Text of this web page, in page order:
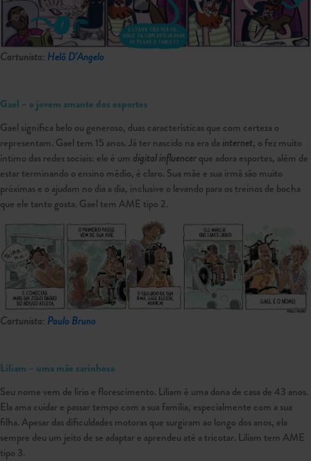
Cartunista: Helô D’Angelo
Gael – o jovem amante dos esportes
Gael significa belo ou generoso, duas características que com certeza o
representam. Gael tem 15 anos. Já ter nascido na era da internet, o fez muito
íntimo das redes sociais: ele é um digital influencerque adora esportes, além de
estar terminando o ensino médio, é claro. Sua mãe e sua irmã são muito
próximas e o ajudam no dia a dia, inclusive o levando para os treinos de bocha
que ele tanto gosta. Gael tem AME tipo 2.
Cartunista: Paulo Bruno
Liliam – uma mãe carinhosa
Seu nome vem de lírio e florescimento. Liliam é uma dona de casa de 43 anos.
Ela ama cuidar e passar tempo com a sua família, especialmente com a sua
filha. Apesar das dificuldades motoras que surgiram ao longo dos anos, ela
sempre deu um jeito de se adaptar e aprendeu até a tricotar. Liliam tem AME
tipo 3.